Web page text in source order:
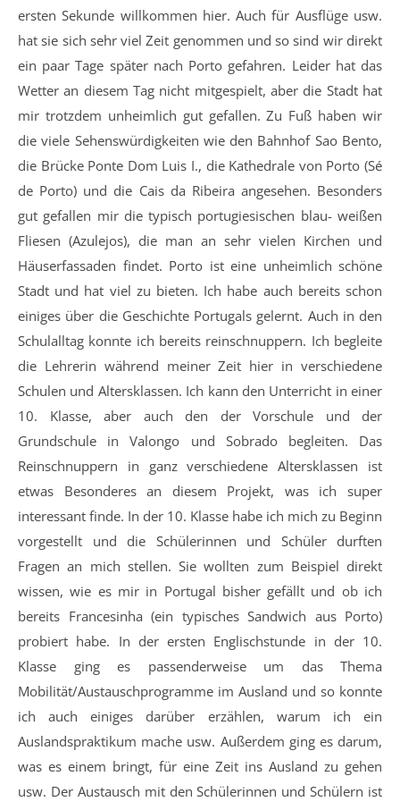
ersten Sekunde willkommen hier. Auch für Ausflüge usw.
hat sie sich sehr viel Zeit genommen und so sind wir direkt
ein paar Tage später nach Porto gefahren. Leider hat das
Wetter an diesem Tag nicht mitgespielt, aber die Stadt hat
mir trotzdem unheimlich gut gefallen. Zu Fuß haben wir
die viele Sehenswürdigkeiten wie den Bahnhof Sao Bento,
die Brücke Ponte Dom Luis I., die Kathedrale von Porto (Sé
de Porto) und die Cais da Ribeira angesehen. Besonders
gut gefallen mir die typisch portugiesischen blau- weißen
Fliesen (Azulejos), die man an sehr vielen Kirchen und
Häuserfassaden findet. Porto ist eine unheimlich schöne
Stadt und hat viel zu bieten. Ich habe auch bereits schon
einiges über die Geschichte Portugals gelernt. Auch in den
Schulalltag konnte ich bereits reinschnuppern. Ich begleite
die Lehrerin während meiner Zeit hier in verschiedene
Schulen und Altersklassen. Ich kann den Unterricht in einer
10. Klasse, aber auch den der Vorschule und der
Grundschule in Valongo und Sobrado begleiten. Das
Reinschnuppern in ganz verschiedene Altersklassen ist
etwas Besonderes an diesem Projekt, was ich super
interessant finde. In der 10. Klasse habe ich mich zu Beginn
vorgestellt und die Schülerinnen und Schüler durften
Fragen an mich stellen. Sie wollten zum Beispiel direkt
wissen, wie es mir in Portugal bisher gefällt und ob ich
bereits Francesinha (ein typisches Sandwich aus Porto)
probiert habe. In der ersten Englischstunde in der 10.
Klasse ging es passenderweise um das Thema
Mobilität/Austauschprogramme im Ausland und so konnte
ich auch einiges darüber erzählen, warum ich ein
Auslandspraktikum mache usw. Außerdem ging es darum,
was es einem bringt, für eine Zeit ins Ausland zu gehen
usw. Der Austausch mit den Schülerinnen und Schülern ist